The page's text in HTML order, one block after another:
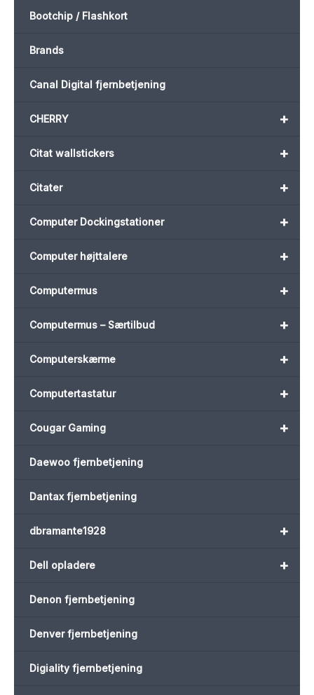
Bootchip / Flashkort
Brands
Canal Digital fjernbetjening
+
CHERRY
+
Citat wallstickers
+
Citater
+
Computer Dockingstationer
+
Computer højttalere
+
Computermus
+
Computermus – Særtilbud
+
Computerskærme
+
Computertastatur
+
Cougar Gaming
Daewoo fjernbetjening
Dantax fjernbetjening
+
dbramante1928
+
Dell opladere
Denon fjernbetjening
Denver fjernbetjening
Digiality fjernbetjening